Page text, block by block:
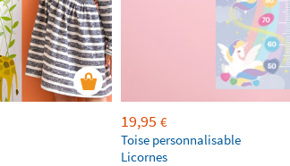
19,95 €
Toise personnalisable
Licornes